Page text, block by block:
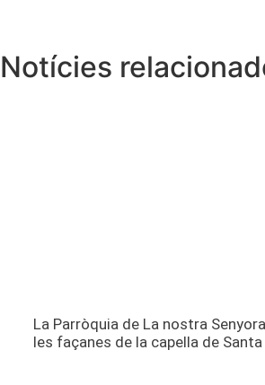
Notícies
La Parròquia de La nostra
les façanes de la capella de